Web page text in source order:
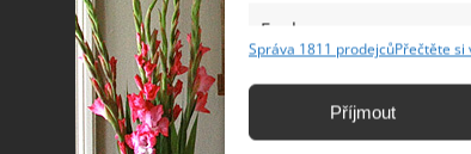
Funkce
Identifikace zařízení na
Správa 1811 prodejcůPřečtěte si
Příjmout